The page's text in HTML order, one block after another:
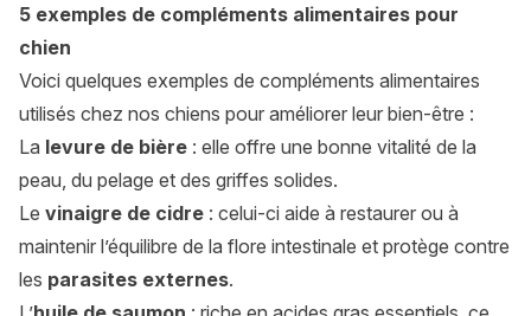
5 exemples de compléments alimentaires pour
chien
Voici quelques exemples de compléments alimentaires
utilisés chez nos chiens pour améliorer leur bien-être :
La levure de bière : elle offre une bonne vitalité de la
peau, du pelage et des griffes solides.
Le vinaigre de cidre : celui-ci aide à restaurer ou à
maintenir l’équilibre de la flore intestinale et protège contre
les parasites externes.